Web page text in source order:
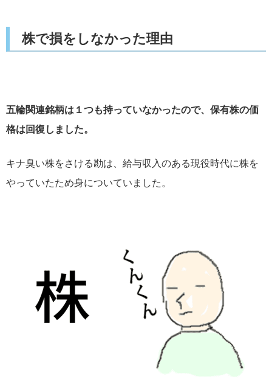
株で損をしなかった理由
五輪関連銘柄は１つも持っていなかったので、保有株の価
格は回復しました。
キナ臭い株をさける勘は、給与収入のある現役時代に株を
やっていたため身についていました。